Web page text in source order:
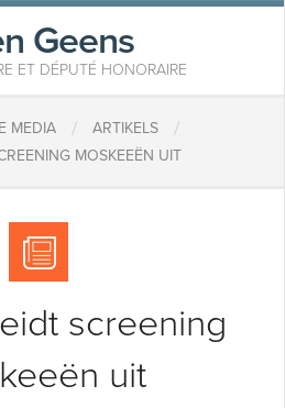
Geens
ET DÉPUTÉ HONORAIRE
MEDIA / ARTIKELS /
MOSKEEËN UIT
screening
uit